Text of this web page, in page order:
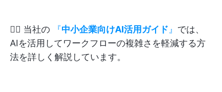
👉🏽 当社の 『中小企業向けAI活用ガイド 』 では、
AIを活用してワークフローの複雑さを軽減する方
法を詳しく解説しています。